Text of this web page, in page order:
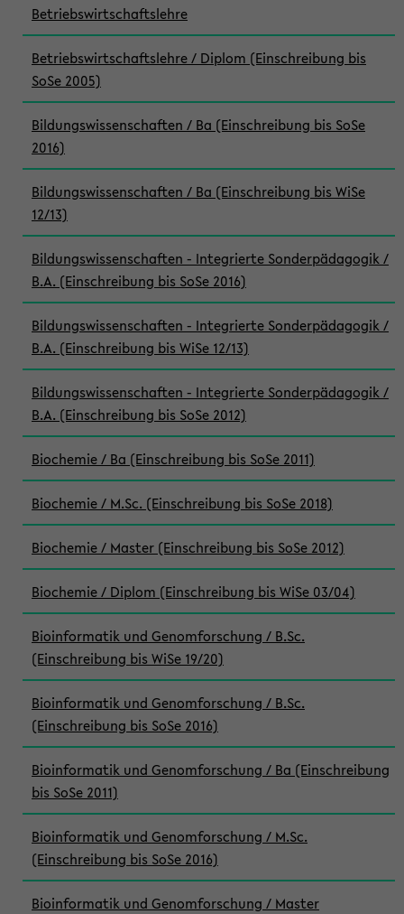
Betriebswirtschaftslehre
Betriebswirtschaftslehre / Diplom (Einschreibung bis
SoSe 2005)
Bildungswissenschaften / Ba (Einschreibung bis SoSe
2016)
Bildungswissenschaften / Ba (Einschreibung bis WiSe
12/13)
Bildungswissenschaften - Integrierte Sonderpädagogik /
B.A. (Einschreibung bis SoSe 2016)
Bildungswissenschaften - Integrierte Sonderpädagogik /
B.A. (Einschreibung bis WiSe 12/13)
Bildungswissenschaften - Integrierte Sonderpädagogik /
B.A. (Einschreibung bis SoSe 2012)
Biochemie / Ba (Einschreibung bis SoSe 2011)
Biochemie / M.Sc. (Einschreibung bis SoSe 2018)
Biochemie / Master (Einschreibung bis SoSe 2012)
Biochemie / Diplom (Einschreibung bis WiSe 03/04)
Bioinformatik und Genomforschung / B.Sc.
(Einschreibung bis WiSe 19/20)
Bioinformatik und Genomforschung / B.Sc.
(Einschreibung bis SoSe 2016)
Bioinformatik und Genomforschung / Ba (Einschreibung
bis SoSe 2011)
Bioinformatik und Genomforschung / M.Sc.
(Einschreibung bis SoSe 2016)
Bioinformatik und Genomforschung / Master